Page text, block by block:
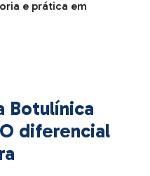
e prática em
Botulínica
diferencial